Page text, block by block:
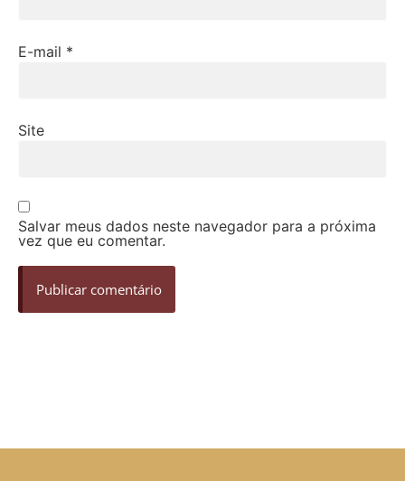
E-mail *
Site
Salvar meus dados neste navegador para a próxima
vez que eu comentar.